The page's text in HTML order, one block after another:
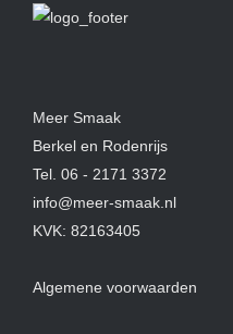
Meer Smaak
Berkel en Rodenrijs
Tel. 06 - 2171 3372
info@meer-smaak.nl
KVK: 82163405
Algemene voorwaarden